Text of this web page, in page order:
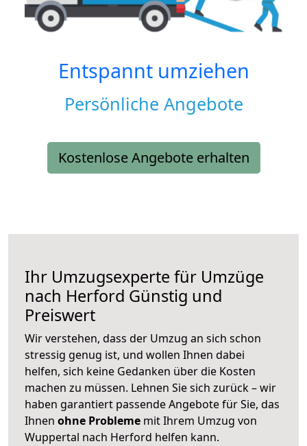
Entspannt umziehen
Persönliche Angebote
Kostenlose Angebote erhalten
Ihr Umzugsexperte für Umzüge
nach Herford Günstig und
Preiswert
Wir verstehen, dass der Umzug an sich schon
stressig genug ist, und wollen Ihnen dabei
helfen, sich keine Gedanken über die Kosten
machen zu müssen. Lehnen Sie sich zurück – wir
haben garantiert passende Angebote für Sie, das
Ihnen ohne Probleme mit Ihrem Umzug von
Wuppertal nach Herford helfen kann.